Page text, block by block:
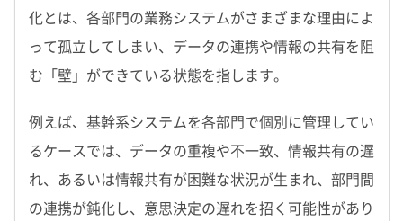
化とは、各部門の業務システムがさまざまな理由によ
って孤立してしまい、データの連携や情報の共有を阻
む「壁」ができている状態を指します。
例えば、基幹系システムを各部門で個別に管理してい
るケースでは、データの重複や不一致、情報共有の遅
れ、あるいは情報共有が困難な状況が生まれ、部門間
の連携が鈍化し、意思決定の遅れを招く可能性があり